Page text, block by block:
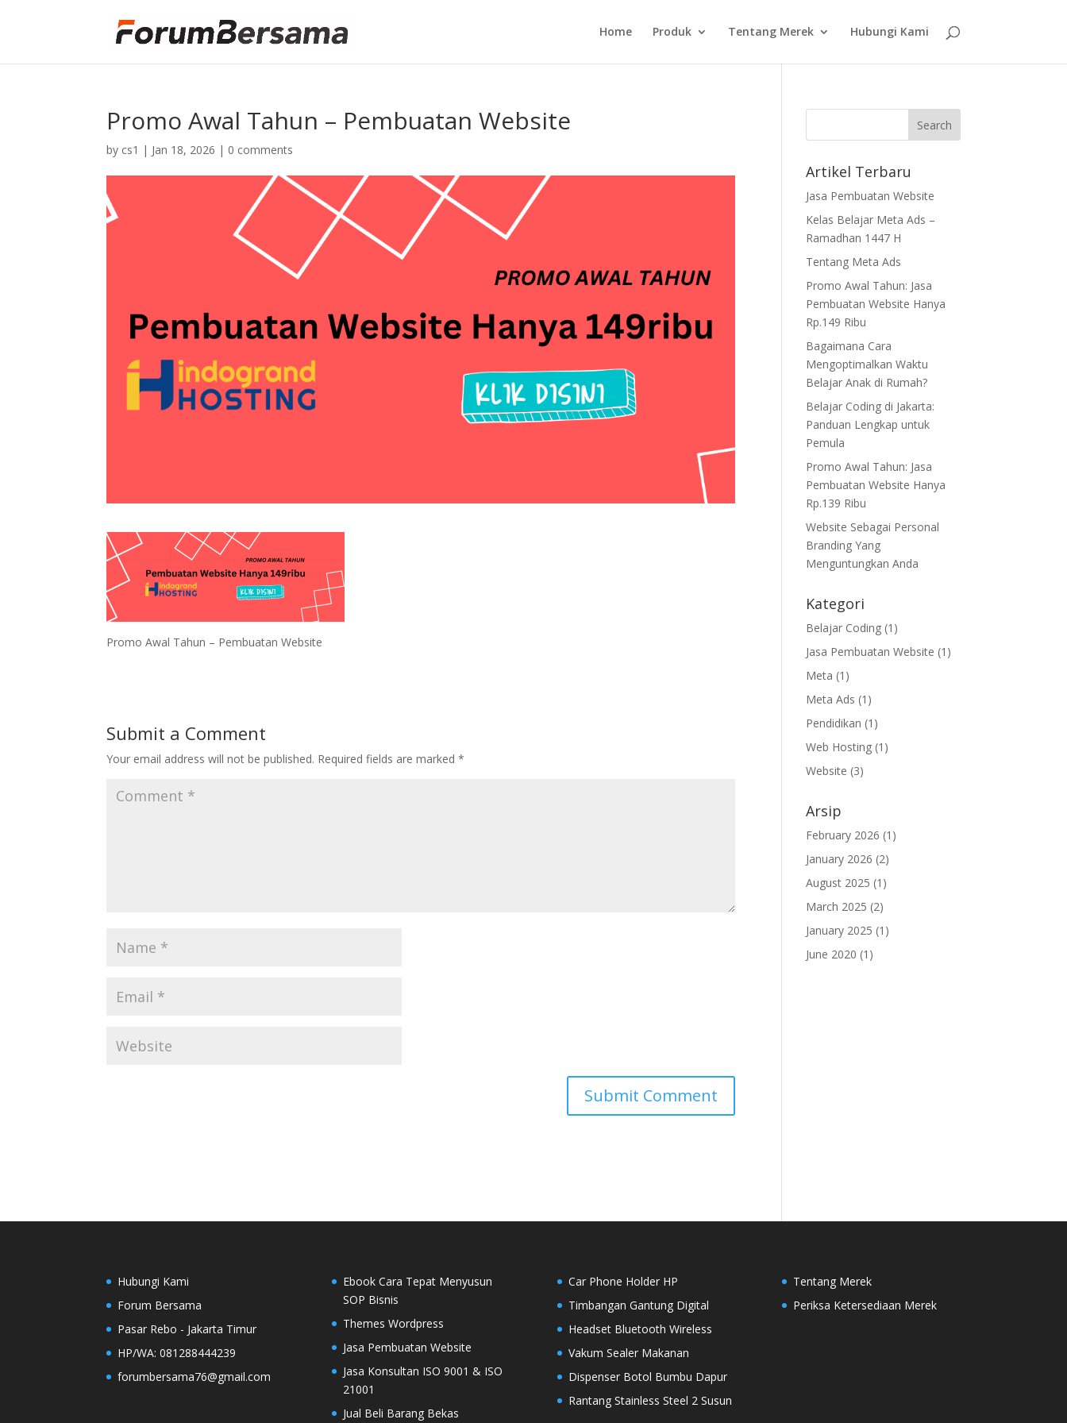
Home Produk Tentang Merek Hubungi Kami
Promo Awal Tahun – Pembuatan Website
by cs1 | Jan 18, 2026 | 0 comments
Promo Awal Tahun – Pembuatan Website
Submit a Comment
Your email address will not be published. Required fields are marked*
Artikel Terbaru
Jasa Pembuatan Website
Kelas Belajar Meta Ads –
Ramadhan 1447 H
Tentang Meta Ads
Promo Awal Tahun: Jasa
Pembuatan Website Hanya
Rp.149 Ribu
Bagaimana Cara
Mengoptimalkan Waktu
Belajar Anak di Rumah?
Belajar Coding di Jakarta:
Panduan Lengkap untuk
Pemula
Promo Awal Tahun: Jasa
Pembuatan Website Hanya
Rp.139 Ribu
Website Sebagai Personal
Branding Yang
Menguntungkan Anda
Kategori
Belajar Coding (1)
Jasa Pembuatan Website (1)
Meta (1)
Meta Ads (1)
Pendidikan (1)
Web Hosting (1)
Website (3)
Arsip
February 2026 (1)
January 2026 (2)
August 2025 (1)
March 2025 (2)
January 2025 (1)
June 2020 (1)
Hubungi Kami
Forum Bersama
Pasar Rebo - Jakarta Timur
HP/WA: 081288444239
forumbersama76@gmail.com
Ebook Cara Tepat Menyusun
SOP Bisnis
Themes Wordpress
Jasa Pembuatan Website
Jasa Konsultan ISO 9001 & ISO
21001
Jual Beli Barang Bekas
Car Phone Holder HP
Timbangan Gantung Digital
Headset Bluetooth Wireless
Vakum Sealer Makanan
Dispenser Botol Bumbu Dapur
Rantang Stainless Steel 2 Susun
Tentang Merek
Periksa Ketersediaan Merek